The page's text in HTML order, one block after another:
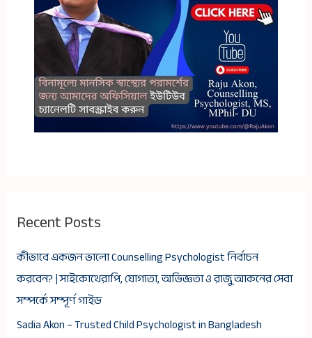
Recent Posts
কীভাবে একজন ভালো Counselling Psychologist নির্বাচন
করবেন? | সাইকোথেরাপি, যোগ্যতা, অভিজ্ঞতা ও রাজু আকনের সেবা
সম্পর্কে সম্পূর্ণ গাইড
Sadia Akon – Trusted Child Psychologist in Bangladesh